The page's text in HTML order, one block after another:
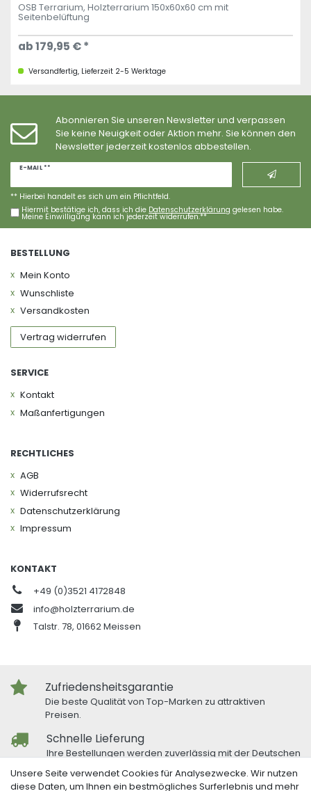
OSB Terrarium, Holzterrarium 150x60x60 cm mit
Seitenbelüftung
ab 179,95 € *
Versandfertig, Lieferzeit 2-5 Werktage
Abonnieren Sie unseren Newsletter und verpassen
Sie keine Neuigkeit oder Aktion mehr. Sie können den
Newsletter jederzeit kostenlos abbestellen.
E-MAIL **
Newsletter
Hiermit bestätige ich, dass ich die Daten­schutz­erklärung gelesen habe.
Meine Einwilligung kann ich jederzeit widerrufen.**
** Hierbei handelt es sich um ein Pflichtfeld.
BESTELLUNG
Mein Konto
Wunschliste
Versandkosten
Vertrag widerrufen
SERVICE
Kontakt
Maßanfertigungen
RECHTLICHES
AGB
Widerrufs­recht
Daten­schutz­erklärung
Impressum
KONTAKT
+49 (0)3521 4172848
info@holzterrarium.de
Talstr. 78, 01662 Meissen
Zufriedensheitsgarantie
Die beste Qualität von Top-Marken zu attraktiven
Preisen.
Schnelle Lieferung
Ihre Bestellungen werden zuverlässig mit der Deutschen
Unsere Seite verwendet Cookies für Analysezwecke. Wir nutzen
diese Daten, um Ihnen ein bestmögliches Surferlebnis und mehr